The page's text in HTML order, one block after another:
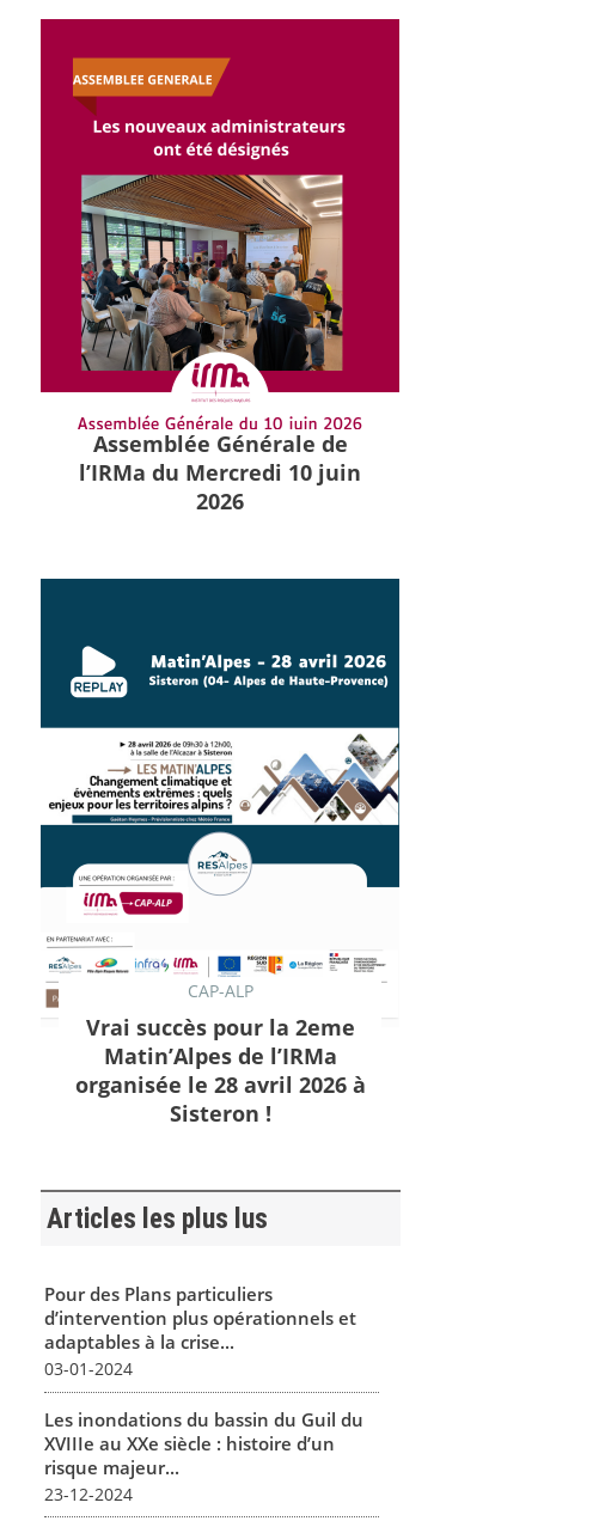
Assemblée Générale de
l’IRMa du Mercredi 10 juin
2026
CAP-ALP
Vrai succès pour la 2eme
Matin’Alpes de l’IRMa
organisée le 28 avril 2026 à
Sisteron !
Articles les plus lus
Pour des Plans particuliers
d’intervention plus opérationnels et
adaptables à la crise...
03-01-2024
Les inondations du bassin du Guil du
XVIIIe au XXe siècle : histoire d’un
risque majeur...
23-12-2024